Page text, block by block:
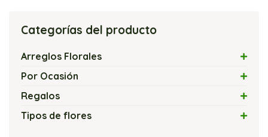
Categorías del producto
Arreglos Florales
Arreglos con Flores Exóticas
Arreglos Florales con Velas
Arreglos Florales Modernos
Por Ocasión
Amor
Amor y Amistad
Regalos
Flores y Chocolates
Tipos de flores